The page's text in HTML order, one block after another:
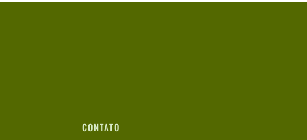
CONTATO